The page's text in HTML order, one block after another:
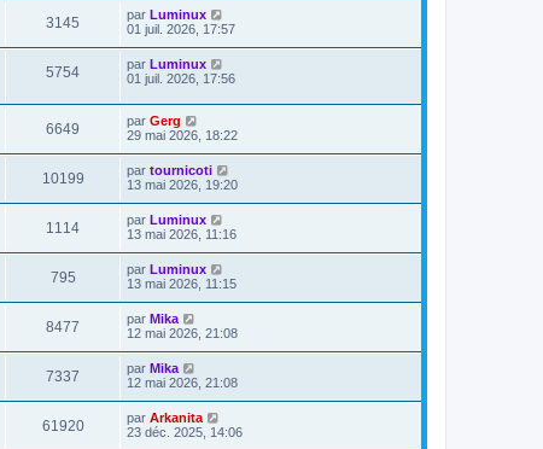
3145 par Luminux
01 juil. 2026, 17:57
5754 par Luminux
01 juil. 2026, 17:56
6649 par Gerg
29 mai 2026, 18:22
10199 par tournicoti
13 mai 2026, 19:20
1114 par Luminux
13 mai 2026, 11:16
795 par Luminux
13 mai 2026, 11:15
8477 par Mika
12 mai 2026, 21:08
7337 par Mika
12 mai 2026, 21:08
61920 par Arkanita
23 déc. 2025, 14:06